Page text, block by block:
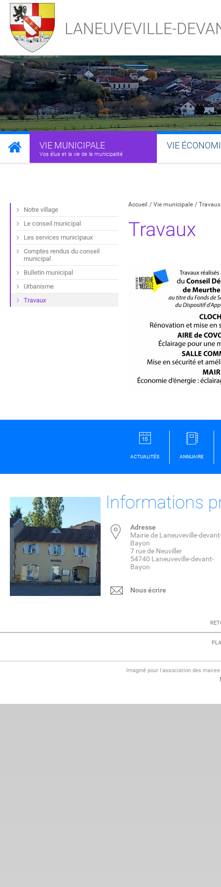
LANEUVEVILLE-
VIE MUNICIPALE
Vos élus et la vie de la municipalité
VIE
Accueil Vie municipale Travaux
Travaux
Notre village
Le conseil municipal
Les services municipaux
Comptes rendus du conseil
municipal
Bulletin municipal
Urbanisme
Travaux
ACTUALITÉS ANNUAIRE
Informations
Adresse
Mairie de Laneuveville-
Bayon
7 rue de Neuviller
54740 Laneuveville-devant-
Bayon
Nous écrire
Imaginé pour l'association des